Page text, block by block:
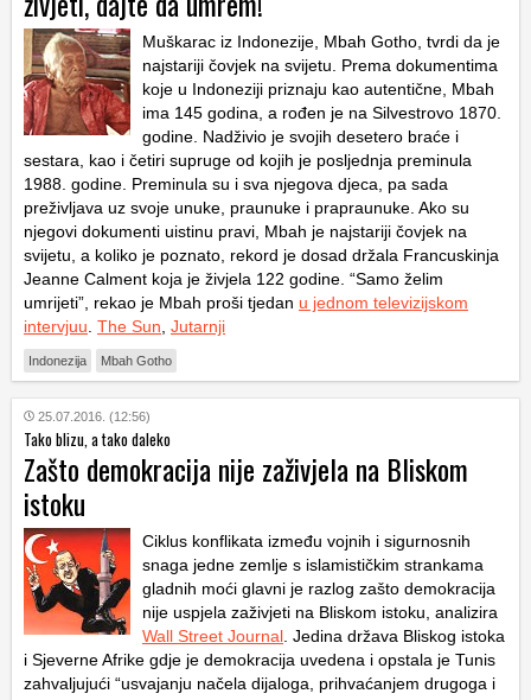
Muškarac iz Indonezije, Mbah Gotho, tvrdi da je
najstariji čovjek na svijetu. Prema dokumentima
koje u Indoneziji priznaju kao autentične, Mbah
ima 145 godina, a rođen je na Silvestrovo 1870.
godine. Nadživio je svojih desetero braće i
sestara, kao i četiri supruge od kojih je posljednja preminula
1988. godine. Preminula su i sva njegova djeca, pa sada
preživljava uz svoje unuke, praunuke i prapraunuke. Ako su
njegovi dokumenti uistinu pravi, Mbah je najstariji čovjek na
svijetu, a koliko je poznato, rekord je dosad držala Francuskinja
Jeanne Calment koja je živjela 122 godine. “Samo želim
umrijeti”, rekao je Mbah proši tjedan u jednom televizijskom
intervjuu The Sun Jutarnji
Indonezija Mbah Gotho
25.07.2016. (12:56)
Tako blizu, a tako daleko
Zašto demokracija nije zaživjela na Bliskom
istoku
Ciklus konflikata između vojnih i sigurnosnih
snaga jedne zemlje s islamističkim strankama
gladnih moći glavni je razlog zašto demokracija
nije uspjela zaživjeti na Bliskom istoku, analizira
Wall Street Journal . Jedina država Bliskog istoka
i Sjeverne Afrike gdje je demokracija uvedena i opstala je Tunis
zahvaljujući “usvajanju načela dijaloga, prihvaćanjem drugoga i